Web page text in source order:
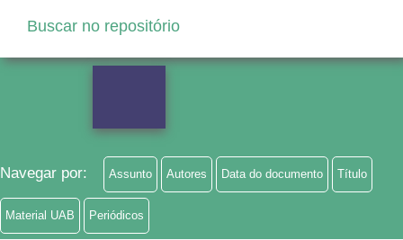
Navegar por: Assunto Autores Data do documento Título
Material UAB Periódicos